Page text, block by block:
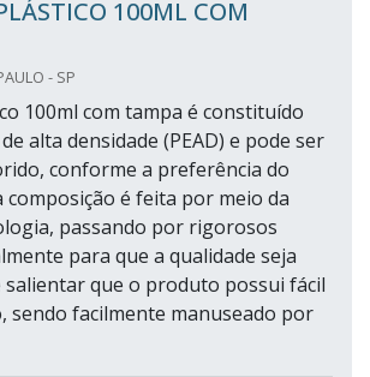
100ML COM
- SP
100ml com tampa é constituído
alta densidade (PEAD) e pode ser
conforme a preferência do
composição é feita por meio da
passando por rigorosos
para que a qualidade seja
salientar que o produto possui fácil
sendo facilmente manuseado por